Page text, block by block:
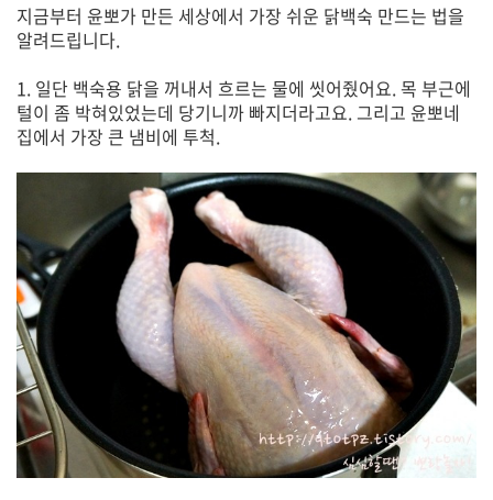
지금부터 윤뽀가 만든 세상에서 가장 쉬운 닭백숙 만드는 법을
알려드립니다.
1. 일단 백숙용 닭을 꺼내서 흐르는 물에 씻어줬어요. 목 부근에
털이 좀 박혀있었는데 당기니까 빠지더라고요. 그리고 윤뽀네
집에서 가장 큰 냄비에 투척.